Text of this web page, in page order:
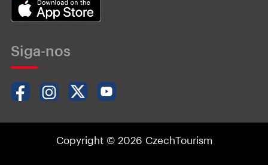
Siga-nos
Copyright © 2026 CzechTourism